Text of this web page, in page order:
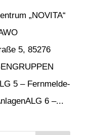
„NOVITA“
5, 85276
5 – Fernmelde-
6 –...